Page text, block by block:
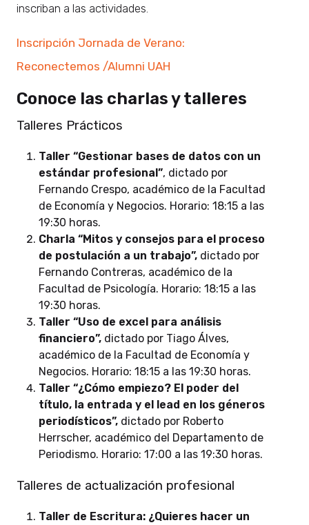
inscriban a las actividades.
Inscripción Jornada de Verano:
Reconectemos /Alumni UAH
Conoce las charlas y talleres
Talleres Prácticos
Taller “Gestionar bases de datos con un
estándar profesional”, dictado por
Fernando Crespo, académico de la Facultad
de Economía y Negocios. Horario: 18:15 a las
19:30 horas.
Charla “Mitos y consejos para el proceso
de postulación a un trabajo”, dictado por
Fernando Contreras, académico de la
Facultad de Psicología. Horario: 18:15 a las
19:30 horas.
Taller “Uso de excel para análisis
financiero”, dictado por Tiago Álves,
académico de la Facultad de Economía y
Negocios. Horario: 18:15 a las 19:30 horas.
Taller “¿Cómo empiezo? El poder del
título, la entrada y el lead en los géneros
periodísticos”, dictado por Roberto
Herrscher, académico del Departamento de
Periodismo. Horario: 17:00 a las 19:30 horas.
Talleres de actualización profesional
Taller de Escritura: ¿Quieres hacer un